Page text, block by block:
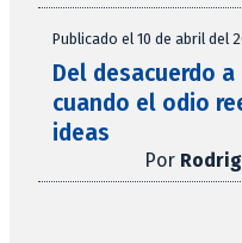
Publicado el 10 de abril del
Del desacuerdo
cuando el odio
ideas
Por